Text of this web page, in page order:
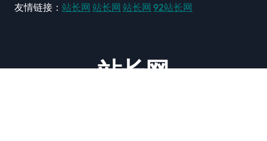
友情链接： 站长网 站长网 站长网 92站长网
站长网